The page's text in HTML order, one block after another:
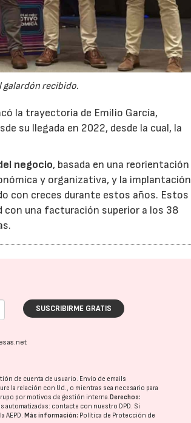
galardón recibido.
la trayectoria de Emilio García,
su llegada en 2022, desde la cual, la
negocio, basada en una reorientación
y organizativa, y la implantación
con creces durante estos años. Estos
con una facturación superior a los 38
SUSCRIBIRME GRATIS
de cuenta de usuario. Envío de emails
la relación con Ud., o mientras sea necesario para
por motivos de gestión interna. Derechos:
automatizadas: contacte con nuestro DPD. Si
AEPD. Más información: Política de Protección de